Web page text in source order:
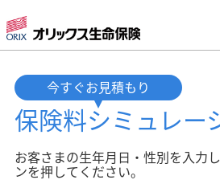
今すぐお見積もり
保険料シミュレー
お客さまの生年月日・性別を入力
ンを押してください。